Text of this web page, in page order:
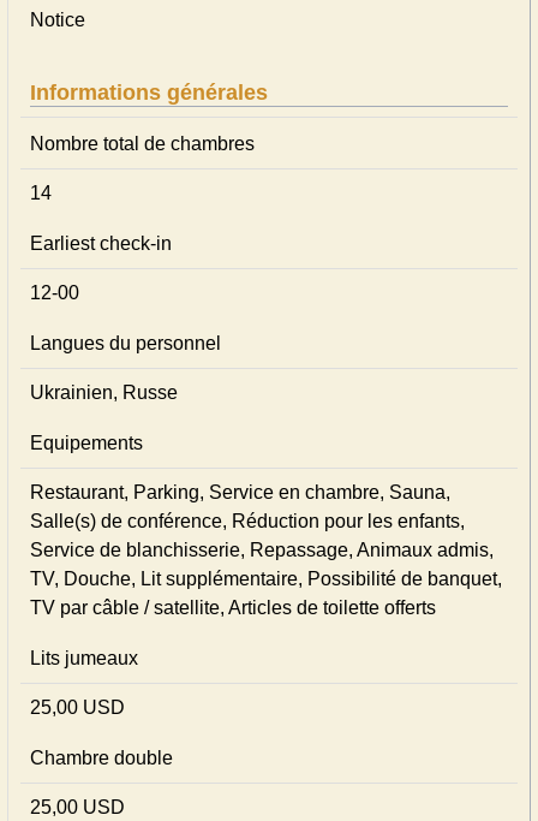
Notice
Informations générales
Nombre total de chambres
14
Earliest check-in
12-00
Langues du personnel
Ukrainien, Russe
Equipements
Restaurant, Parking, Service en chambre, Sauna,
Salle(s) de conférence, Réduction pour les enfants,
Service de blanchisserie, Repassage, Animaux admis,
TV, Douche, Lit supplémentaire, Possibilité de banquet,
TV par câble / satellite, Articles de toilette offerts
Lits jumeaux
25,00 USD
Chambre double
25,00 USD